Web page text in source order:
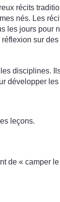
récits
nés. Les
les jours
sur
disciplines.
développer
leçons.
de « camper